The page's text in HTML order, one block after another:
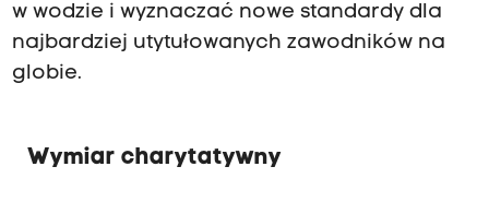
w wodzie i wyznaczać nowe standardy dla
najbardziej utytułowanych zawodników na
globie.
Wymiar charytatywny